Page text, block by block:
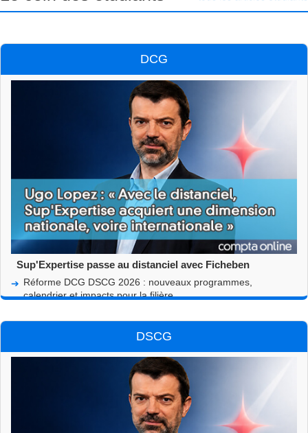
DCG
Sup'Expertise passe au distanciel avec Ficheben
Réforme DCG DSCG 2026 : nouveaux programmes,
calendrier et impacts pour la filière
DCG UE13 Communication professionnelle : programme,
épreuve et réforme IA 2027
Corrigé du DCG UE5 2026 à télécharger
Corrigé du DCG UE7 2026 à télécharger
Corrigé du DCG UE8 2026 à télécharger
Corrigé du DCG UE4 2026 à télécharger
DSCG